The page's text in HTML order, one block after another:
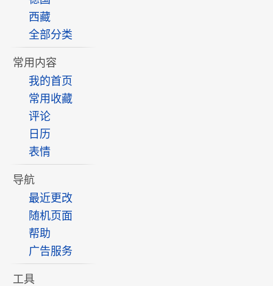
西藏
全部分类
常用内容
我的首页
常用收藏
评论
日历
表情
导航
最近更改
随机页面
帮助
广告服务
工具